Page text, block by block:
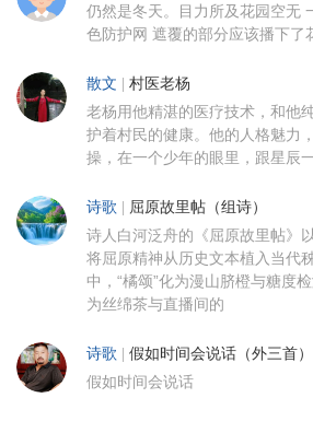
仍然是冬天。目力所及花园空无
色防护网 遮覆的部分应该播下了
散文 村医老杨
老杨用他精湛的医疗技术，和他
护着村民的健康。他的人格魅力
操，在一个少年的眼里，跟星辰
诗歌 屈原故里帖（组诗）
诗人白河泛舟的《屈原故里帖》
将屈原精神从历史文本植入当代
中，“橘颂”化为漫山脐橙与糖度
为丝绵茶与直播间的
诗歌 假如时间会说话（外三首）
假如时间会说话